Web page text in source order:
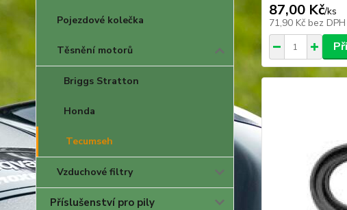
Pojezdové kolečka
Těsnění motorů
Briggs Stratton
Honda
Tecumseh
Vzduchové filtry
Příslušenství pro pily
87,00 Kč/ks
71,90 Kč bez DPH